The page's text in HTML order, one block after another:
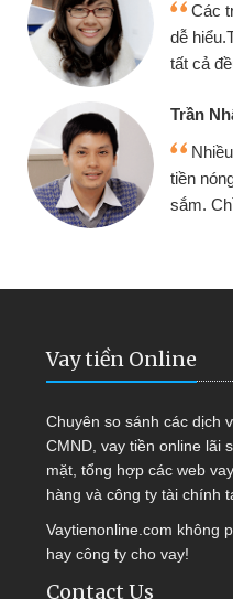
sử dụng thân thiện,
giải ngân nhanh chóng
lãi suất rất tốt
tiền mặt mình đều vay
là mình lại tiếp tục mua
là dùng được
Vay tiền Online
Chuyên so sánh các dịch
CMND, vay tiền online lãi
mặt, tổng hợp các web
hàng và công ty tài chính
Vaytienonline.com không
hay công ty cho vay!
Contact Us